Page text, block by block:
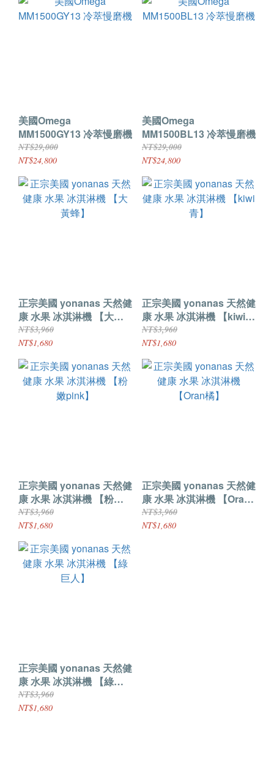
美國Omega
MM1500GY13 冷萃慢磨機
NT$29,000
NT$24,800
美國Omega
MM1500BL13 冷萃慢磨機
NT$29,000
NT$24,800
正宗美國 yonanas 天然健
康 水果 冰淇淋機 【大黃
蜂】
NT$3,960
NT$1,680
正宗美國 yonanas 天然健
康 水果 冰淇淋機 【kiwi
青】
NT$3,960
NT$1,680
正宗美國 yonanas 天然健
康 水果 冰淇淋機 【粉嫩
pink】
NT$3,960
NT$1,680
正宗美國 yonanas 天然健
康 水果 冰淇淋機 【Oran
橘】
NT$3,960
NT$1,680
正宗美國 yonanas 天然健
康 水果 冰淇淋機 【綠巨
人】
NT$3,960
NT$1,680